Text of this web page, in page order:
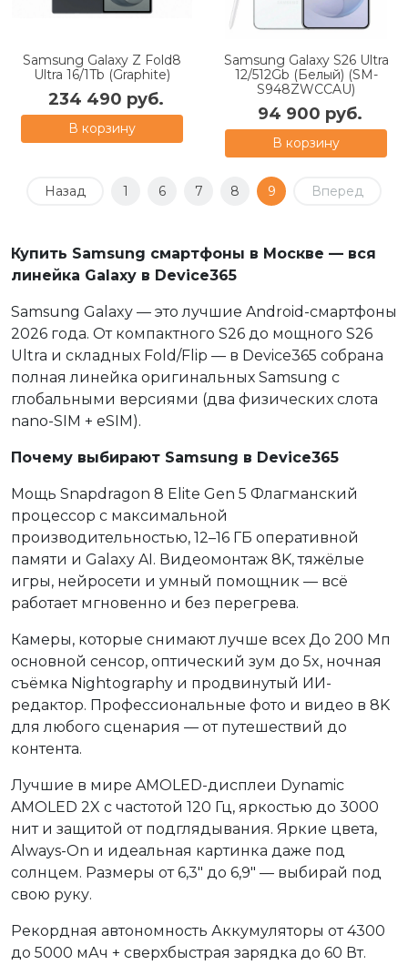
Samsung Galaxy Z Fold8
Ultra 16/1Tb (Graphite)
234 490 руб.
В корзину
Samsung Galaxy S26 Ultra
12/512Gb (Белый) (SM-
S948ZWCCAU)
94 900 руб.
В корзину
Назад 1 6 7 8 9 Вперед
Купить Samsung смартфоны в Москве — вся
линейка Galaxy в Device365
Samsung Galaxy — это лучшие Android-смартфоны
2026 года. От компактного S26 до мощного S26
Ultra и складных Fold/Flip — в Device365 собрана
полная линейка оригинальных Samsung с
глобальными версиями (два физических слота
nano-SIM + eSIM).
Почему выбирают Samsung в Device365
Мощь Snapdragon 8 Elite Gen 5 Флагманский
процессор с максимальной
производительностью, 12–16 ГБ оперативной
памяти и Galaxy AI. Видеомонтаж 8K, тяжёлые
игры, нейросети и умный помощник — всё
работает мгновенно и без перегрева.
Камеры, которые снимают лучше всех До 200 Мп
основной сенсор, оптический зум до 5x, ночная
съёмка Nightography и продвинутый ИИ-
редактор. Профессиональные фото и видео в 8K
для любого сценария — от путешествий до
контента.
Лучшие в мире AMOLED-дисплеи Dynamic
AMOLED 2X с частотой 120 Гц, яркостью до 3000
нит и защитой от подглядывания. Яркие цвета,
Always-On и идеальная картинка даже под
солнцем. Размеры от 6,3" до 6,9" — выбирай под
свою руку.
Рекордная автономность Аккумуляторы от 4300
до 5000 мАч + сверхбыстрая зарядка до 60 Вт.